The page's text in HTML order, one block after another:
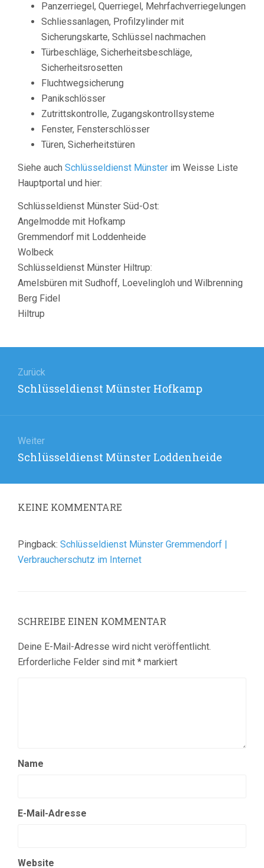
Panzerriegel, Querriegel, Mehrfachverriegelungen
Schliessanlagen, Profilzylinder mit
Sicherungskarte, Schlüssel nachmachen
Türbeschläge, Sicherheitsbeschläge,
Sicherheitsrosetten
Fluchtwegsicherung
Panikschlösser
Zutrittskontrolle, Zugangskontrollsysteme
Fenster, Fensterschlösser
Türen, Sicherheitstüren
Siehe auch Schlüsseldienst Münster im Weisse Liste
Hauptportal und hier:
Schlüsseldienst Münster Süd-Ost:
Angelmodde mit Hofkamp
Gremmendorf mit Loddenheide
Wolbeck
Schlüsseldienst Münster Hiltrup:
Amelsbüren mit Sudhoff, Loevelingloh und Wilbrenning
Berg Fidel
Hiltrup
Zurück
Vorheriger
Schlüsseldienst Münster Hofkamp
Weiter
Nächster
Schlüsseldienst Münster Loddenheide
KEINE KOMMENTARE
Pingback: Schlüsseldienst Münster Gremmendorf |
Verbraucherschutz im Internet
SCHREIBE EINEN KOMMENTAR
Deine E-Mail-Adresse wird nicht veröffentlicht.
Erforderliche Felder sind mit * markiert
Name
E-Mail-Adresse
Website